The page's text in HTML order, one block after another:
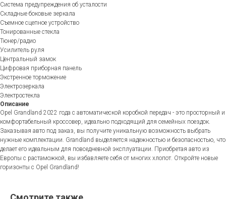
Система предупреждения об усталости
Складные боковые зеркала
Съемное сцепное устройство
Тонированные стекла
Тюнер/радио
Усилитель руля
Центральный замок
Цифровая приборная панель
Экстренное торможение
Электрозеркала
Электростекла
Описание
Opel Grandland 2022 года с автоматической коробкой передач - это просторный и
комфортабельный кроссовер, идеально подходящий для семейных поездок.
Заказывая авто под заказ, вы получите уникальную возможность выбрать
нужные комплектации. Grandland выделяется надежностью и безопасностью, что
делает его идеальным для повседневной эксплуатации. Приобретая авто из
Европы с растаможкой, вы избавляете себя от многих хлопот. Откройте новые
горизонты с Opel Grandland!